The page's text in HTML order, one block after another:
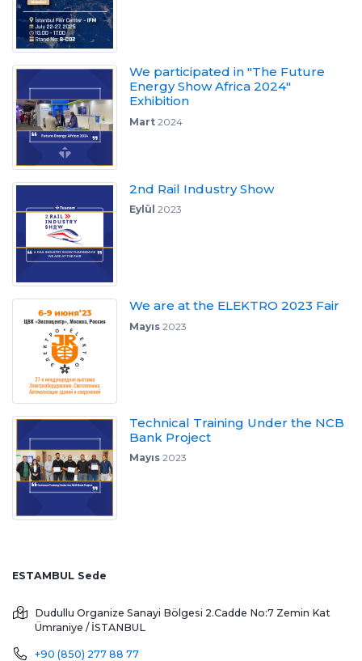
We participated in "The Future
Energy Show Africa 2024"
Exhibition
Mart2024
2nd Rail Industry Show
Eylül 2023
We are at the ELEKTRO 2023 Fair
Mayıs2023
Technical Training Under the NCB
Bank Project
Mayıs2023
ESTAMBUL Sede
Dudullu Organize Sanayi Bölgesi 2.Cadde No:7 Zemin Kat
Ümraniye / İSTANBUL
+90 (850) 277 88 77